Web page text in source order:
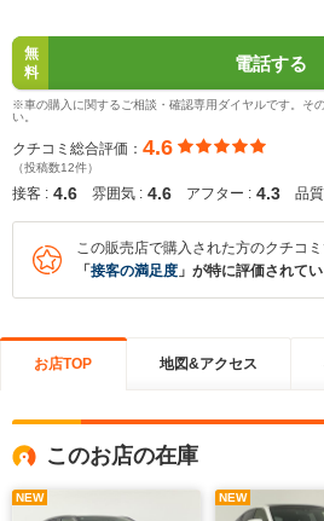
無
料
電話する
※車の購入に関するご相談・確認専用ダイヤルです。そ
い。
クチコミ総合評価： 4.6
（投稿数12件）
接客 : 4.6 雰囲気 : 4.6 アフター : 4.3 品
この販売店で購入された方のクチコ
「 接客の満足度 」が特に評価されて
お店TOP 地図&アクセス
このお店の在庫
NEW NEW